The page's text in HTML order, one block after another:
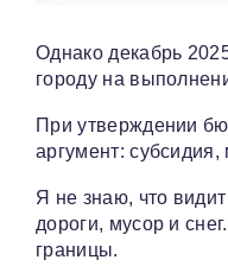
Однако декабрь
городу на
При утверждении
аргумент:
Я не знаю, что
дороги, мусор и
границы.